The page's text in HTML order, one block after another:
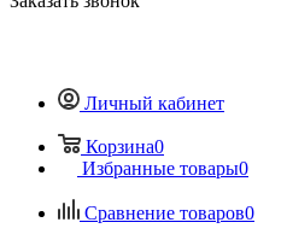
Личный кабинет
Корзина0
Избранные товары0
Сравнение товаров0